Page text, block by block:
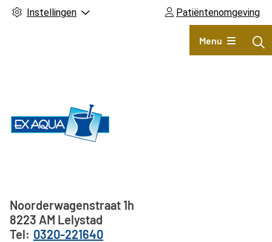
Instellingen Patiëntenomgeving
Hoofdmenu
Menu
Adresgegevens
Noorderwagenstraat 1h
8223 AM Lelystad
0320-221640